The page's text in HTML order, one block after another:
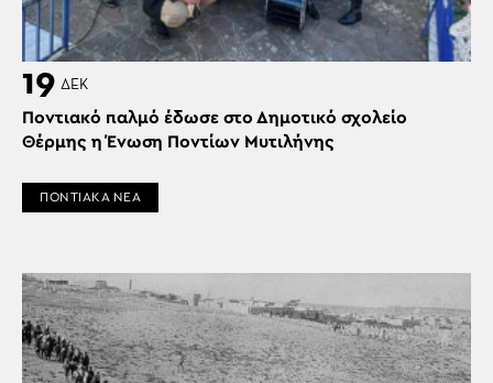
19 ΔΕΚ
Ποντιακό παλμό έδωσε στο Δημοτικό σχολείο
Θέρμης η Ένωση Ποντίων Μυτιλήνης
ΠΟΝΤΙΑΚΑ ΝΕΑ